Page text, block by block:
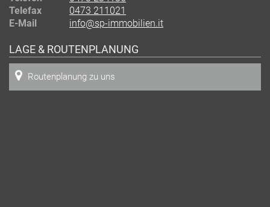
Telefax
0473 211021
E-Mail
info@sp-immobilien.it
LAGE & ROUTENPLANUNG
Routenplanung zu uns